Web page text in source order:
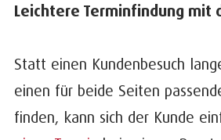
Leichtere Terminfindung mit
Statt einen Kundenbesuch
einen für beide Seiten
finden, kann sich der Kunde